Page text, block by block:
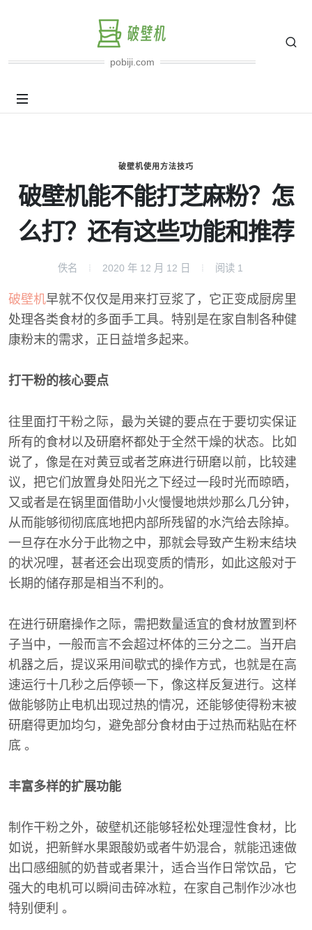
pobiji.com
破壁机使用方法技巧
破壁机能不能打芝麻粉？怎
么打？还有这些功能和推荐
佚名 2020 年 12 月 12 日 阅读 1
破壁机早就不仅仅是用来打豆浆了，它正变成厨房里
处理各类食材的多面手工具。特别是在家自制各种健
康粉末的需求，正日益增多起来。
打干粉的核心要点
往里面打干粉之际，最为关键的要点在于要切实保证
所有的食材以及研磨杯都处于全然干燥的状态。比如
说了，像是在对黄豆或者芝麻进行研磨以前，比较建
议，把它们放置身处阳光之下经过一段时光而晾晒，
又或者是在锅里面借助小火慢慢地烘炒那么几分钟，
从而能够彻彻底底地把内部所残留的水汽给去除掉。
一旦存在水分于此物之中，那就会导致产生粉末结块
的状况哩，甚者还会出现变质的情形，如此这般对于
长期的储存那是相当不利的。
在进行研磨操作之际，需把数量适宜的食材放置到杯
子当中，一般而言不会超过杯体的三分之二。当开启
机器之后，提议采用间歇式的操作方式，也就是在高
速运行十几秒之后停顿一下，像这样反复进行。这样
做能够防止电机出现过热的情况，还能够使得粉末被
研磨得更加均匀，避免部分食材由于过热而粘贴在杯
底 。
丰富多样的扩展功能
制作干粉之外，破壁机还能够轻松处理湿性食材，比
如说，把新鲜水果跟酸奶或者牛奶混合，就能迅速做
出口感细腻的奶昔或者果汁，适合当作日常饮品，它
强大的电机可以瞬间击碎冰粒，在家自己制作沙冰也
特别便利 。